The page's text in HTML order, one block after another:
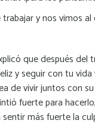
y nos vimos al
que después del
y seguir con tu vida
de vivir juntos con
fuerte para
más fuerte la